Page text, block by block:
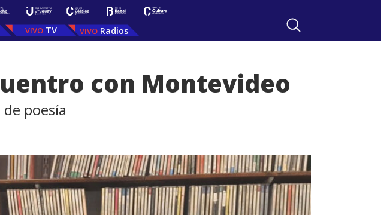
TV Radios
con Montevideo
poesía